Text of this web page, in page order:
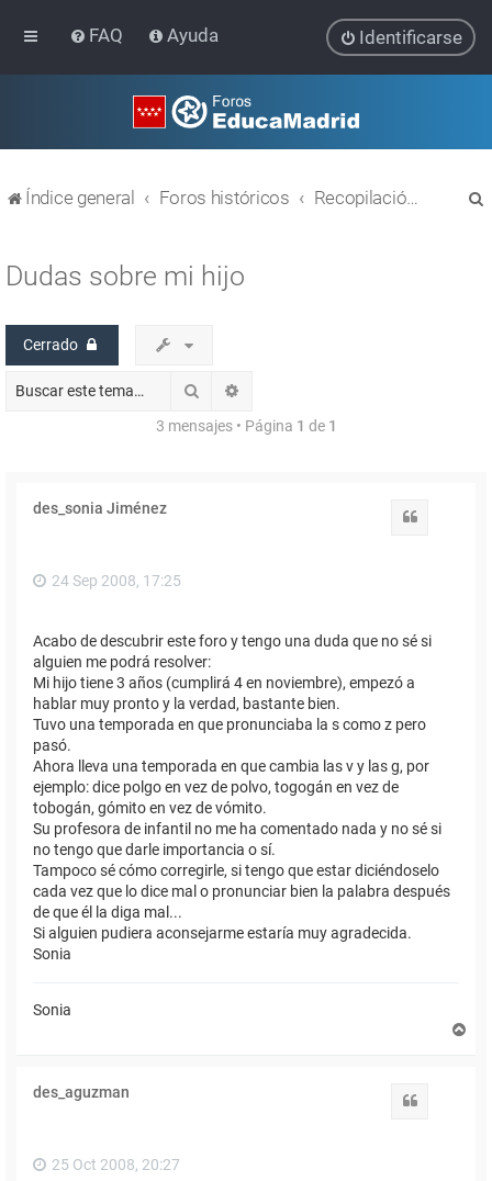
FAQ Ayuda Identificarse
Índice general Foros históricos Recopilación de hilos de foros cerrados
Dudas sobre mi hijo
Cerrado
Buscar
3 mensajes • Página 1 de 1
des_sonia Jiménez
24 Sep 2008, 17:25
Acabo de descubrir este foro y tengo una duda que no sé si
alguien me podrá resolver:
Mi hijo tiene 3 años (cumplirá 4 en noviembre), empezó a
hablar muy pronto y la verdad, bastante bien.
Tuvo una temporada en que pronunciaba la s como z pero
pasó.
Ahora lleva una temporada en que cambia las v y las g, por
ejemplo: dice polgo en vez de polvo, togogán en vez de
tobogán, gómito en vez de vómito.
Su profesora de infantil no me ha comentado nada y no sé si
no tengo que darle importancia o sí.
Tampoco sé cómo corregirle, si tengo que estar diciéndoselo
cada vez que lo dice mal o pronunciar bien la palabra después
de que él la diga mal...
Si alguien pudiera aconsejarme estaría muy agradecida.
Sonia
Sonia
des_aguzman
25 Oct 2008, 20:27